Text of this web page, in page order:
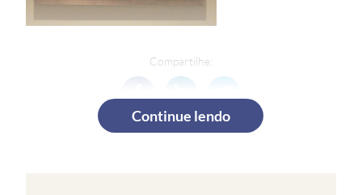
Compartilhe:
Continue lendo